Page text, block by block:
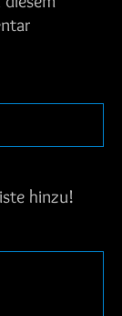
hinzu!